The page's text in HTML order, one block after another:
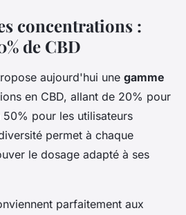
concentrations :
de CBD
aujourd'hui une gamme
en CBD, allant de 20% pour
pour les utilisateurs
permet à chaque
le dosage adapté à ses
parfaitement aux